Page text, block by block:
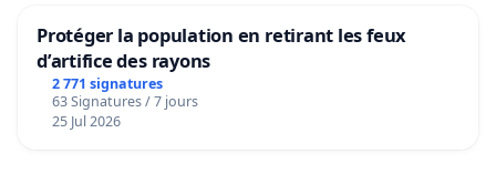
Protéger la population en retirant les feux
d’artifice des rayons
2 771 signatures
63 Signatures / 7 jours
25 Jul 2026